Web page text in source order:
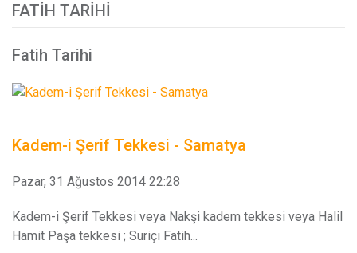
FATIH TARIHI
Fatih Tarihi
Kadem-i Şerif Tekkesi - Samatya
Pazar, 31 Ağustos 2014 22:28
Kadem-i Şerif Tekkesi veya Nakşi kadem tekkesi veya Halil
Hamit Paşa tekkesi ; Suriçi Fatih...